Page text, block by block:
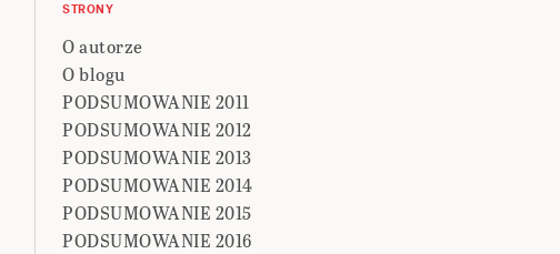
STRONY
O autorze
O blogu
PODSUMOWANIE 2011
PODSUMOWANIE 2012
PODSUMOWANIE 2013
PODSUMOWANIE 2014
PODSUMOWANIE 2015
PODSUMOWANIE 2016